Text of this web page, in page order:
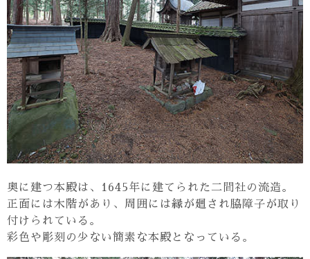
奥に建つ本殿は、1645年に建てられた二間社の流造。
正面には木階があり、周囲には縁が廻され脇障子が取り
付けられている。
彩色や彫刻の少ない簡素な本殿となっている。